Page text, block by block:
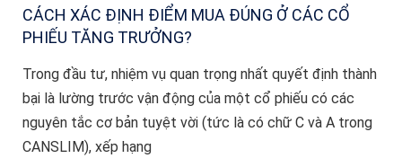
CÁCH XÁC ĐỊNH ĐIỂM MUA ĐÚNG Ở CÁC CỔ
PHIẾU TĂNG TRƯỞNG?
Trong đầu tư, nhiệm vụ quan trọng nhất quyết định thành
bại là lường trước vận động của một cổ phiếu có các
nguyên tắc cơ bản tuyệt vời (tức là có chữ C và A trong
CANSLIM), xếp hạng